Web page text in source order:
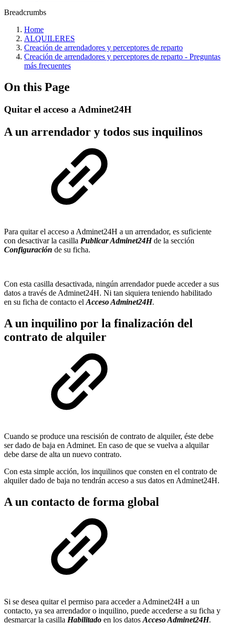
Breadcrumbs
Home
ALQUILERES
Creación de arrendadores y perceptores de reparto
Creación de arrendadores y perceptores de reparto - Preguntas
más frecuentes
On this Page
Quitar el acceso a Adminet24H
A un arrendador y todos sus inquilinos
Para quitar el acceso a Adminet24H a un arrendador, es suficiente
con desactivar la casilla Publicar Adminet24Hde la sección
Configuración de su ficha.
Con esta casilla desactivada, ningún arrendador puede acceder a sus
datos a través de Adminet24H. Ni tan siquiera teniendo habilitado
en su ficha de contacto el Acceso Adminet24H.
A un inquilino por la finalización del
contrato de alquiler
Cuando se produce una rescisión de contrato de alquiler, éste debe
ser dado de baja en Adminet. En caso de que se vuelva a alquilar
debe darse de alta un nuevo contrato.
Con esta simple acción, los inquilinos que consten en el contrato de
alquiler dado de baja no tendrán acceso a sus datos en Adminet24H.
A un contacto de forma global
Si se desea quitar el permiso para acceder a Adminet24H a un
contacto, ya sea arrendador o inquilino, puede accederse a su ficha y
desmarcar la casilla Habilitado en los datos Acceso Adminet24H.